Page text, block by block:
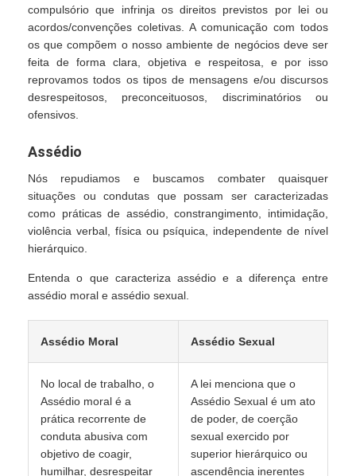
compulsório que infrinja os direitos previstos por lei ou
acordos/convenções coletivas. A comunicação com todos
os que compõem o nosso ambiente de negócios deve ser
feita de forma clara, objetiva e respeitosa, e por isso
reprovamos todos os tipos de mensagens e/ou discursos
desrespeitosos, preconceituosos, discriminatórios ou
ofensivos.
Assédio
Nós repudiamos e buscamos combater quaisquer
situações ou condutas que possam ser caracterizadas
como práticas de assédio, constrangimento, intimidação,
violência verbal, física ou psíquica, independente de nível
hierárquico.
Entenda o que caracteriza assédio e a diferença entre
assédio moral e assédio sexual.
Assédio Moral Assédio Sexual
No local de trabalho, o
Assédio moral é a
prática recorrente de
conduta abusiva com
objetivo de coagir,
humilhar, desrespeitar
A lei menciona que o
Assédio Sexual é um ato
de poder, de coerção
sexual exercido por
superior hierárquico ou
ascendência inerentes